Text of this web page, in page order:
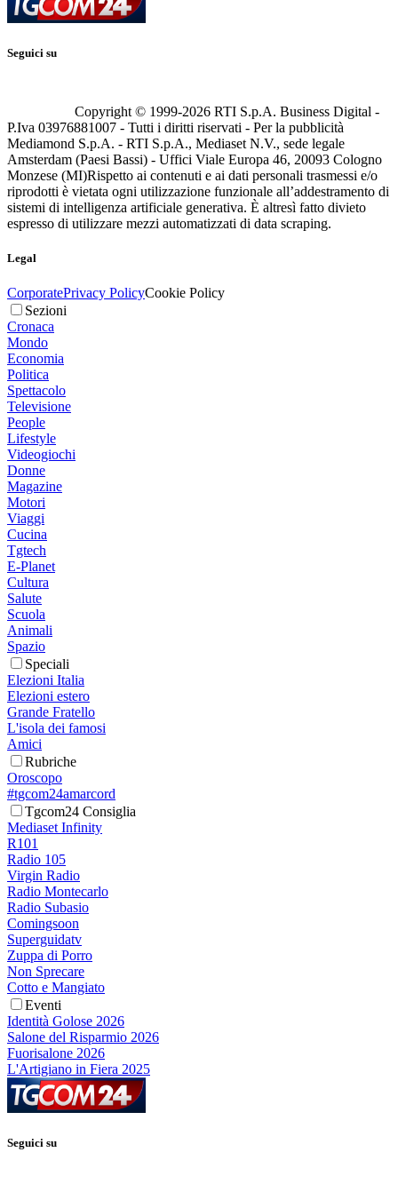
Seguici su
Copyright © 1999-2026 RTI S.p.A. Business Digital -
P.Iva 03976881007 - Tutti i diritti riservati - Per la pubblicità
Mediamond S.p.A. - RTI S.p.A., Mediaset N.V., sede legale
Amsterdam (Paesi Bassi) - Uffici Viale Europa 46, 20093 Cologno
Monzese (MI)Rispetto ai contenuti e ai dati personali trasmessi e/o
riprodotti è vietata ogni utilizzazione funzionale all’addestramento di
sistemi di intelligenza artificiale generativa. È altresì fatto divieto
espresso di utilizzare mezzi automatizzati di data scraping.
Legal
CorporatePrivacy PolicyCookie Policy
Sezioni
Cronaca
Mondo
Economia
Politica
Spettacolo
Televisione
People
Lifestyle
Videogiochi
Donne
Magazine
Motori
Viaggi
Cucina
Tgtech
E-Planet
Cultura
Salute
Scuola
Animali
Spazio
Speciali
Elezioni Italia
Elezioni estero
Grande Fratello
L'isola dei famosi
Amici
Rubriche
Oroscopo
#tgcom24amarcord
Tgcom24 Consiglia
Mediaset Infinity
R101
Radio 105
Virgin Radio
Radio Montecarlo
Radio Subasio
Comingsoon
Superguidatv
Zuppa di Porro
Non Sprecare
Cotto e Mangiato
Eventi
Identità Golose 2026
Salone del Risparmio 2026
Fuorisalone 2026
L'Artigiano in Fiera 2025
Seguici su